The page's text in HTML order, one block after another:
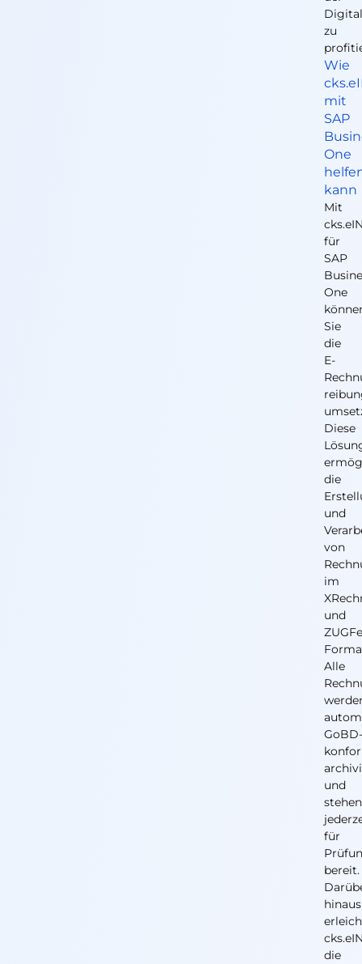
zu
Wie
mit
SAP
One
kann
Mit
für
SAP
One
Sie
die
E-
Diese
die
und
von
im
und
Alle
und
stehen
für
bereit.
hinaus
die